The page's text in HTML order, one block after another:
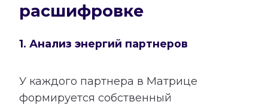
расшифровке
1. Анализ энергий партнеров
У каждого партнера в Матрице
формируется собственный